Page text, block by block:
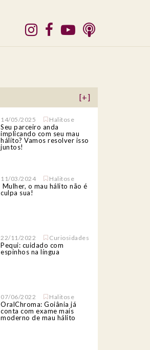
[+]
14/05/2025 Halitose
Seu parceiro anda
implicando com seu mau
hálito? Vamos resolver isso
juntos!
11/03/2024 Halitose
Mulher, o mau hálito não é
culpa sua!
22/11/2022 Curiosidades
Pequi: cuidado com
espinhos na língua
07/06/2022 Halitose
OralChroma: Goiânia já
conta com exame mais
moderno de mau hálito